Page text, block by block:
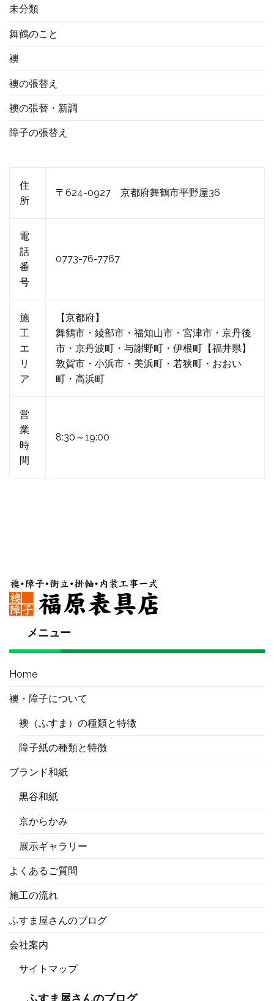
未分類
舞鶴のこと
襖
襖の張替え
襖の張替・新調
障子の張替え
住
所
〒624-0927 京都府舞鶴市平野屋36
電
話
番
号
0773-76-7767
施
工
エ
リ
ア
【京都府】
舞鶴市・綾部市・福知山市・宮津市・京丹後
市・京丹波町・与謝野町・伊根町【福井県】
敦賀市・小浜市・美浜町・若狭町・おおい
町・高浜町
営
業
時
間
8:30～19:00
メニュー
Home
襖・障子について
襖（ふすま）の種類と特徴
障子紙の種類と特徴
ブランド和紙
黒谷和紙
京からかみ
展示ギャラリー
よくあるご質問
施工の流れ
ふすま屋さんのブログ
会社案内
サイトマップ